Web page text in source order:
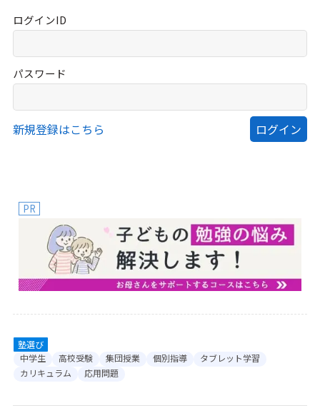
ログインID
パスワード
新規登録はこちら
PR
塾選び
中学生
高校受験 集団授業 個別指導
タブレット学習
カリキュラム
応用問題